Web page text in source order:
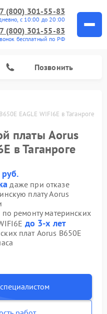
(800) 301-55-83
с 10:00 до 20:00
(800) 301-55-83
бесплатный по РФ
Позвонить
EAGLE WIFI6E в Таганроге
платы Aorus
в Таганроге
даже при отказе
плату Aorus
ремонту материнских
до 3-х лет
плат Aorus B650E